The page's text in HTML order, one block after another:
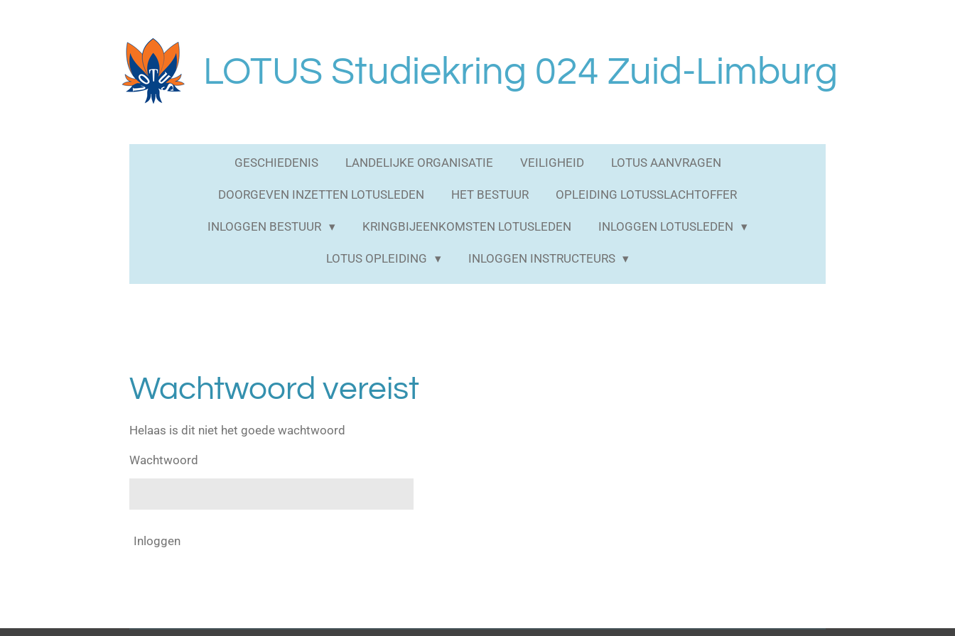
LOTUS Studiekring 024 Zuid-Limburg
GESCHIEDENIS LANDELIJKE ORGANISATIE VEILIGHEID LOTUS AANVRAGEN
DOORGEVEN INZETTEN LOTUSLEDEN HET BESTUUR OPLEIDING LOTUSSLACHTOFFER
INLOGGEN BESTUUR KRINGBIJEENKOMSTEN LOTUSLEDEN INLOGGEN LOTUSLEDEN
LOTUS OPLEIDING INLOGGEN INSTRUCTEURS
Wachtwoord vereist
Helaas is dit niet het goede wachtwoord
Wachtwoord
Inloggen